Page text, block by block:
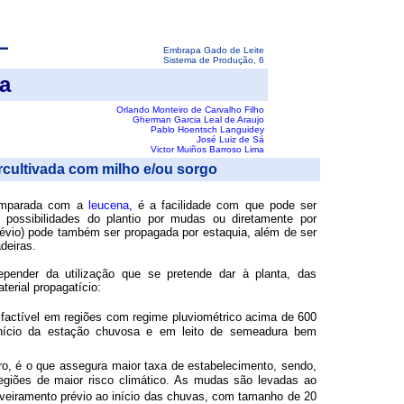
Embrapa Gado de Leite
Sistema de Produção, 6
Orlando Monteiro de Carvalho Filho
Gherman Garcia Leal de Araujo
Pablo Hoentsch Languidey
José Luiz de Sá
Victor Muiños Barroso Lima
com milho e/ou sorgo
com a leucena, é a facilidade com que pode ser
do plantio por mudas ou diretamente por
pode também ser propagada por estaquia, além de ser
da utilização que se pretende dar à planta, das
propagatício:
em regiões com regime pluviométrico acima de 600
da estação chuvosa e em leito de semeadura bem
é o que assegura maior taxa de estabelecimento, sendo,
de maior risco climático. As mudas são levadas ao
prévio ao início das chuvas, com tamanho de 20